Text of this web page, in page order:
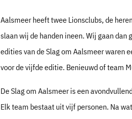
Aalsmeer heeft twee Lionsclubs, de
slaan wij de handen ineen. Wij gaan
edities van de Slag om Aalsmeer waren
voor de vijfde editie. Benieuwd of team
De Slag om Aalsmeer is een
Elk team bestaat uit vijf personen. Na